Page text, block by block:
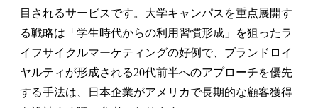
目されるサービスです。大学キャンパスを重点展開す
る戦略は「学生時代からの利用習慣形成」を狙ったラ
イフサイクルマーケティングの好例で、ブランドロイ
ヤルティが形成される20代前半へのアプローチを優先
する手法は、日本企業がアメリカで長期的な顧客獲得